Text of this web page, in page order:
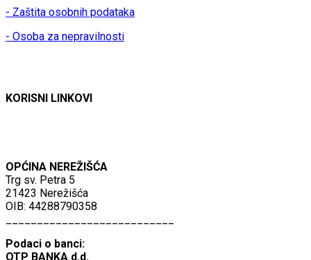
- Zaštita osobnih podataka
- Osoba za nepravilnosti
KORISNI LINKOVI
OPĆINA NEREŽIŠĆA
Trg sv. Petra 5
21423 Nerežišća
OIB: 44288790358
Podaci o banci:
OTP BANKA d.d.